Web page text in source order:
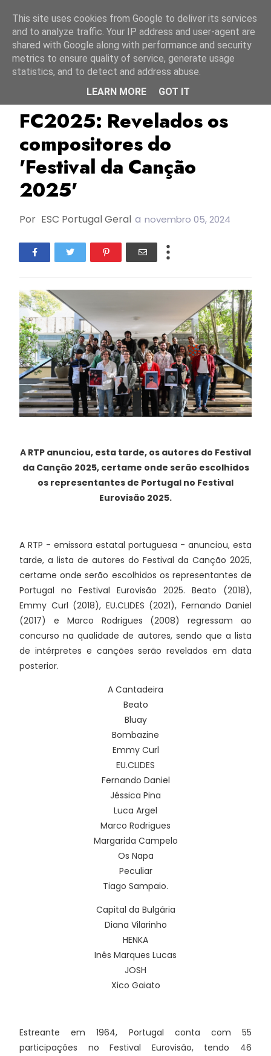
Festival Da Canção 2025
FC2025: Revelados os
compositores do
'Festival da Canção
2025'
Por ESC Portugal Geral a novembro 05, 2024
A RTP anunciou, esta tarde, os autores do Festival
da Canção 2025, certame onde serão escolhidos
os representantes de Portugal no Festival
Eurovisão 2025.
A RTP - emissora estatal portuguesa - anunciou, esta
tarde, a lista de autores do Festival da Canção 2025,
certame onde serão escolhidos os representantes de
Portugal no Festival Eurovisão 2025. Beato (2018),
Emmy Curl (2018), EU.CLIDES (2021), Fernando Daniel
(2017) e Marco Rodrigues (2008) regressam ao
concurso na qualidade de autores, sendo que a lista
de intérpretes e canções serão revelados em data
posterior.
A Cantadeira
Beato
Bluay
Bombazine
Emmy Curl
EU.CLIDES
Fernando Daniel
Jéssica Pina
Luca Argel
Marco Rodrigues
Margarida Campelo
Os Napa
Peculiar
Tiago Sampaio.
Capital da Bulgária
Diana Vilarinho
HENKA
Inês Marques Lucas
JOSH
Xico Gaiato
Estreante em 1964, Portugal conta com 55
participações no Festival Eurovisão, tendo 46
This site uses cookies from Google to deliver its services
and to analyze traffic. Your IP address and user-agent are
shared with Google along with performance and security
metrics to ensure quality of service, generate usage
statistics, and to detect and address abuse.
LEARN MORE
GOT IT